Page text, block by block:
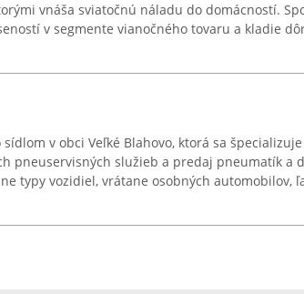
vnáša sviatočnú náladu do domácností.
v segmente vianočného tovaru a kladie
sídlom v obci Veľké Blahovo, ktorá sa
pneuservisných služieb a predaj pneumatík a
typy vozidiel, vrátane osobných automobilov,